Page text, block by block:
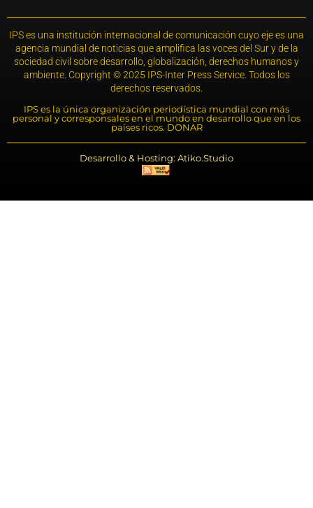
IPS es una institución internacional de comunicación cuyo eje es una
agencia mundial de noticias que amplifica las voces del Sur y de la
sociedad civil sobre desarrollo, globalización, derechos humanos y
ambiente. Copyright © 2025 IPS-Inter Press Service. Todos los
derechos reservados.
IPS es la única organización periodística mundial con más
personal y corresponsales en el mundo en desarrollo que en los
países ricos. DONAR
Desarrollo & Hosting: Atiko.Studio